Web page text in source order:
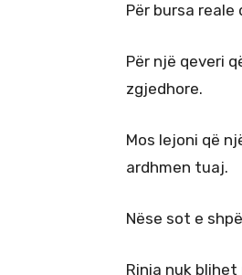
Për bursa
Për një qeveri
zgjedhore.
Mos lejoni që
ardhmen tuaj.
Nëse sot e
Rinia nuk blihet